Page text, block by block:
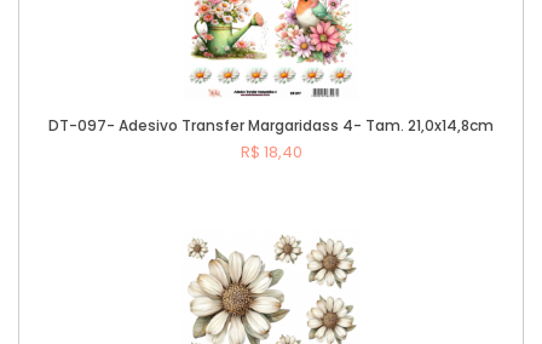
DT-097- Adesivo Transfer Margaridass 4- Tam. 21,0x14,8cm
R$ 18,40